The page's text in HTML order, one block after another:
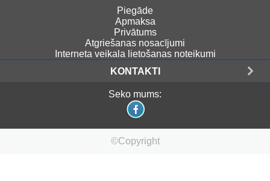
Piegāde
Apmaksa
Privātums
Atgriešanas nosacījumi
Interneta veikala lietošanas noteikumi
KONTAKTI
Seko mums:
©Copyright